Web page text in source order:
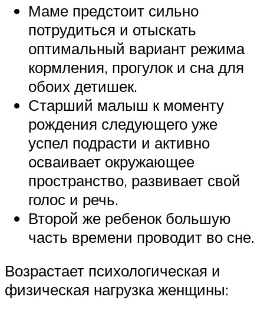
Маме предстоит сильно
потрудиться и отыскать
оптимальный вариант режима
кормления, прогулок и сна для
обоих детишек.
Старший малыш к моменту
рождения следующего уже
успел подрасти и активно
осваивает окружающее
пространство, развивает свой
голос и речь.
Второй же ребенок большую
часть времени проводит во сне.
Возрастает психологическая и
физическая нагрузка женщины: